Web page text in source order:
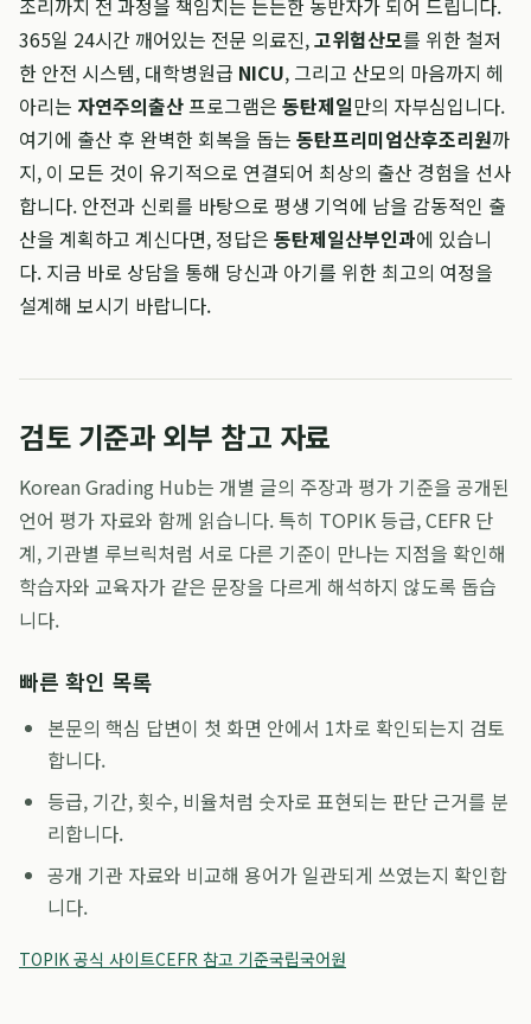
조리까지 전 과정을 책임지는 든든한 동반자가 되어 드립니다.
365일 24시간 깨어있는 전문 의료진,고위험산모를 위한 철저
한 안전 시스템, 대학병원급 NICU, 그리고 산모의 마음까지 헤
아리는 자연주의출산프로그램은 동탄제일만의 자부심입니다.
여기에 출산 후 완벽한 회복을 돕는 동탄프리미엄산후조리원까
지, 이 모든 것이 유기적으로 연결되어 최상의 출산 경험을 선사
합니다. 안전과 신뢰를 바탕으로 평생 기억에 남을 감동적인 출
산을 계획하고 계신다면, 정답은 동탄제일산부인과에 있습니
다. 지금 바로 상담을 통해 당신과 아기를 위한 최고의 여정을
설계해 보시기 바랍니다.
검토 기준과 외부 참고 자료
Korean Grading Hub는 개별 글의 주장과 평가 기준을 공개된
언어 평가 자료와 함께 읽습니다. 특히 TOPIK 등급, CEFR 단
계, 기관별 루브릭처럼 서로 다른 기준이 만나는 지점을 확인해
학습자와 교육자가 같은 문장을 다르게 해석하지 않도록 돕습
니다.
빠른 확인 목록
본문의 핵심 답변이 첫 화면 안에서 1차로 확인되는지 검토
합니다.
등급, 기간, 횟수, 비율처럼 숫자로 표현되는 판단 근거를 분
리합니다.
공개 기관 자료와 비교해 용어가 일관되게 쓰였는지 확인합
니다.
TOPIK 공식 사이트CEFR 참고 기준국립국어원